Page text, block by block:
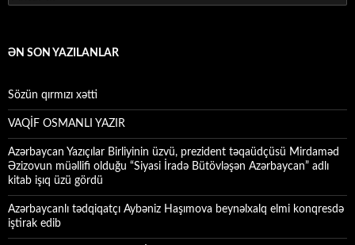
ƏN SON YAZILANLAR
Sözün qırmızı xətti
VAQİF OSMANLI YAZIR
Azərbaycan Yazıçılar Birliyinin üzvü, prezident təqaüdçüsü Mirdaməd
Əzizovun müəllifi olduğu “Siyasi İradə Bütövləşən Azərbaycan” adlı
kitab işıq üzü gördü
Azərbaycanlı tədqiqatçı Aybəniz Haşımova beynəlxalq elmi konqresdə
iştirak edib